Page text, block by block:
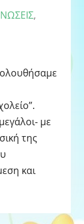
,
με
της
και